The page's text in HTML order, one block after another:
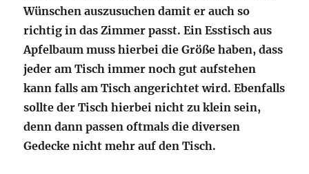
Wünschen auszusuchen damit er auch so
richtig in das Zimmer passt. Ein Esstisch aus
Apfelbaum muss hierbei die Größe haben, dass
jeder am Tisch immer noch gut aufstehen
kann falls am Tisch angerichtet wird. Ebenfalls
sollte der Tisch hierbei nicht zu klein sein,
denn dann passen oftmals die diversen
Gedecke nicht mehr auf den Tisch.